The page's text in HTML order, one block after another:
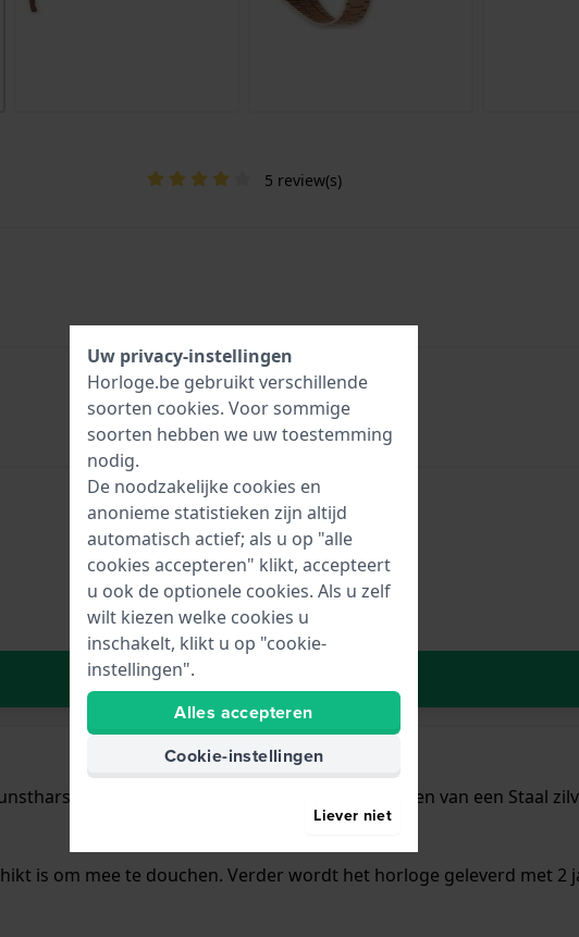
5 review(s)
met een diameter van 35 mm en is voorzien van een Staal
is om mee te douchen. Verder wordt het horloge geleverd met 2
Uw privacy-instellingen
Horloge.be gebruikt verschillende
soorten cookies. Voor sommige
soorten hebben we uw toestemming
nodig.
De noodzakelijke cookies en
anonieme statistieken zijn altijd
automatisch actief; als u op "alle
cookies accepteren" klikt, accepteert
u ook de optionele cookies. Als u zelf
wilt kiezen welke cookies u
inschakelt, klikt u op "cookie-
instellingen".
Alles accepteren
Cookie-instellingen
Liever niet